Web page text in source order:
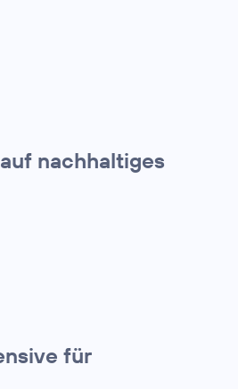
nachhaltiges
für